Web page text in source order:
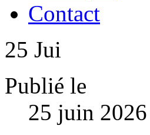
Contact
25 Jui
Publié le
25 juin 2026